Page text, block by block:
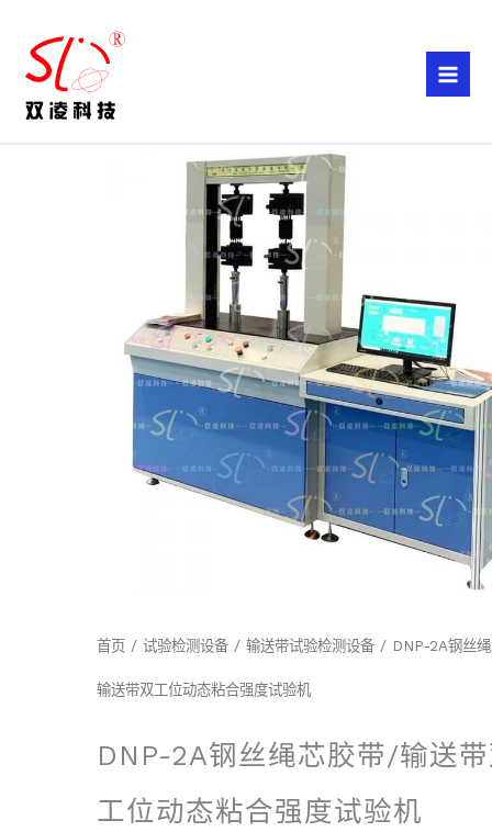
首页 / 试验检测设备 / 输送带试验检测设备 / DNP-2A钢丝
输送带双工位动态粘合强度试验机
DNP-2A钢丝绳芯胶带/输送
工位动态粘合强度试验机